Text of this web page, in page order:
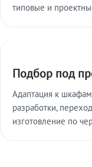
типовые и
Подбор под
Адаптация к
разработки,
изготовление по